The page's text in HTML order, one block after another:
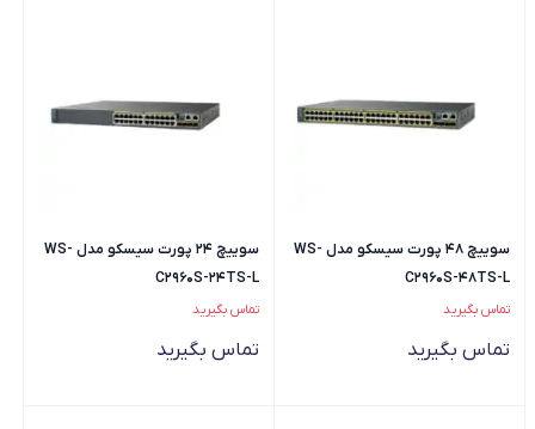
سوییچ 48 پورت سیسکو مدل WS-
C2960S-48TS-L
تماس بگیرید
تماس بگیرید
سوییچ 24 پورت سیسکو مدل WS-
C2960S-24TS-L
تماس بگیرید
تماس بگیرید